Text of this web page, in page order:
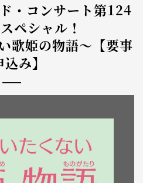
・コンサート第124
ペシャル！
歌姫の物語～【要事
み】